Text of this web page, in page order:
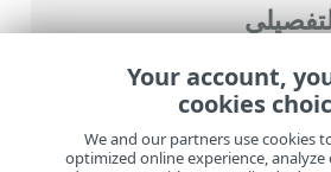
>
ESET PROTECT
الأخطاء وإصلاحها
Your account,
cookies
We and our partners use cookies
optimized online experience,